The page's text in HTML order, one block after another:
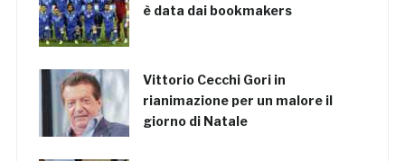
è data dai bookmakers
Vittorio Cecchi Gori in
rianimazione per un malore il
giorno di Natale